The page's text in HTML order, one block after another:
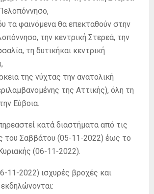
τα φαινόμενα θα επεκταθούν στην
την κεντρική Στερεά, την
τη δυτικήκαι κεντρική
της νύχτας την ανατολική
της Αττικής), όλη τη
Εύβοια.
κατά διαστήματα από τις
του Σαββάτου (05-11-2022) έως το
(06-11-2022).
11-2022) ισχυρές βροχές και